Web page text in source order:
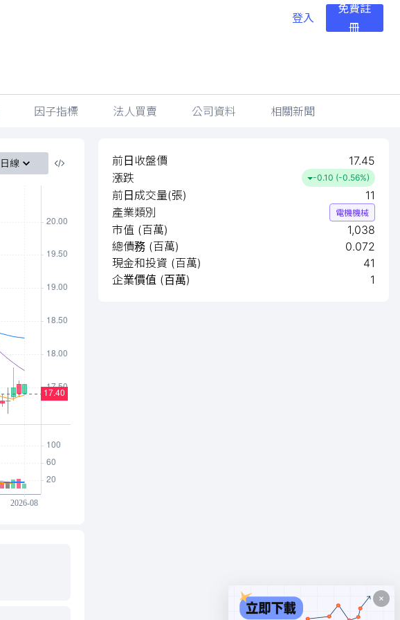
登入
免費註
冊
因子指標 法人買賣 公司資料 相關新聞
日線 前日收盤價
17.45
漲跌
-0.10 (-0.56%)
前日成交量(張)
11
產業類別
電機機械
市值 (百萬)
1,038
總債務 (百萬)
0.072
現金和投資 (百萬)
41
企業價值 (百萬)
1